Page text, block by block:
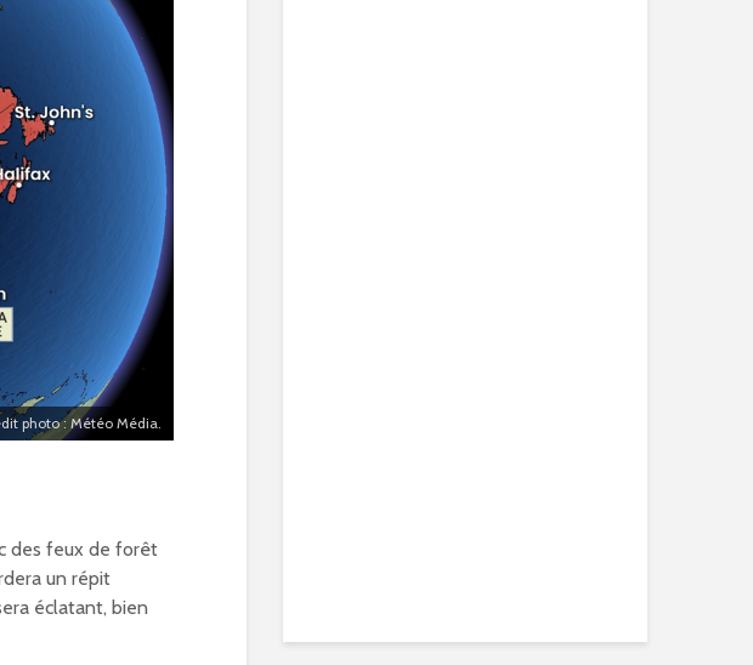
photo : Météo Média.
des feux de forêt
un répit
éclatant, bien